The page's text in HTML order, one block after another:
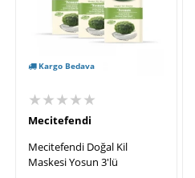
Kargo Bedava
★★★★★
Mecitefendi
Mecitefendi Doğal Kil
Maskesi Yosun 3'lü